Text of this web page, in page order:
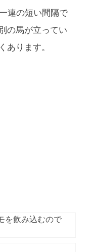
連の短い間隔で
の馬が立ってい
あります。
を飲み込むので